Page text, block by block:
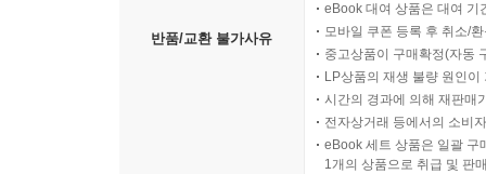
반품/교환 불가사유
eBook 대여 상품은 대여 기
모바일 쿠폰 등록 후 취소/
중고상품이 구매확정(자동
LP상품의 재생 불량 원인
시간의 경과에 의해 재판매
전자상거래 등에서의 소비
eBook 세트 상품은 일괄 구
1개의 상품으로 취급 및 판